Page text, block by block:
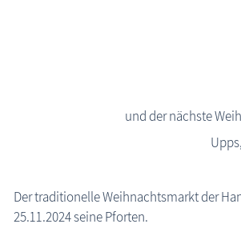
Berge Insel Usedom
und der nächste
Der traditionelle Weihnachtsmarkt der
25.11.2024 seine Pforten.